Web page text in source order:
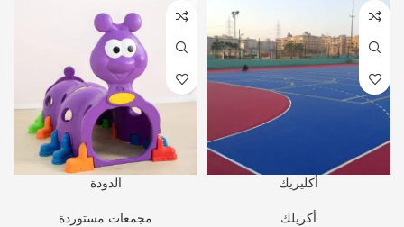
أكليريك
أكريلك
الدودة
مجمعات مستوردة